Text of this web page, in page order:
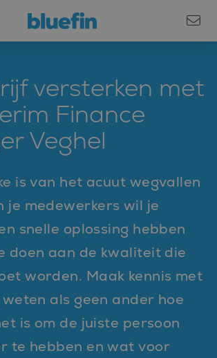
versterken met
Finance
Veghel
is van het acuut wegvallen
je medewerkers wil je
snelle oplossing hebben
doen aan de kwaliteit die
worden. Maak kennis met
als geen ander hoe
is om de juiste persoon
te hebben en wat voor